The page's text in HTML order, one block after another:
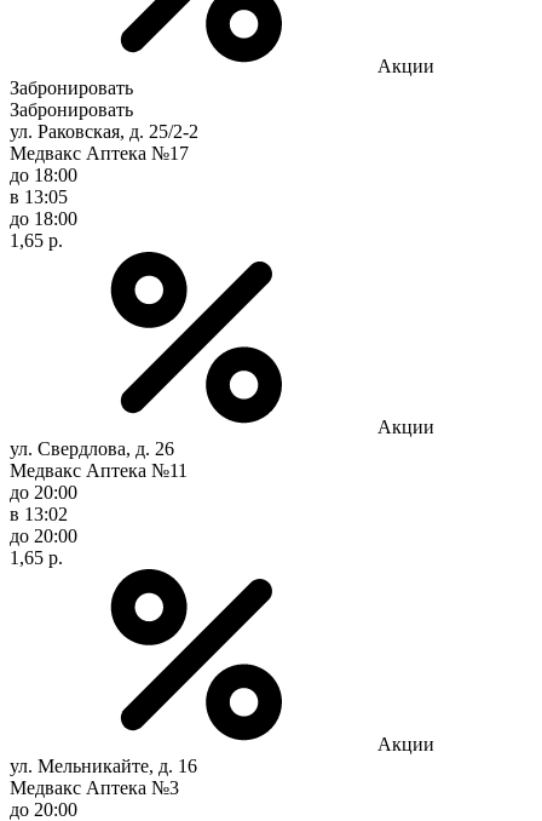
Акции
Забронировать
Забронировать
ул. Раковская, д. 25/2-2
Медвакс Аптека №17
до 18:00
в 13:05
до 18:00
1,65 р.
Акции
ул. Свердлова, д. 26
Медвакс Аптека №11
до 20:00
в 13:02
до 20:00
1,65 р.
Акции
ул. Мельникайте, д. 16
Медвакс Аптека №3
до 20:00